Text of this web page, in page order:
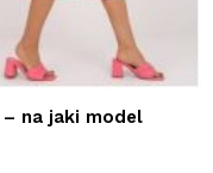
na jaki model